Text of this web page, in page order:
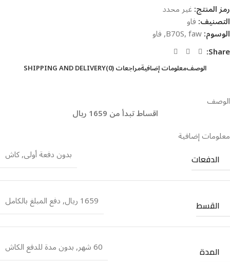
رمز المنتج:غير محدد
التصنيف:فاو
الوسوم: B70S,faw
,فاو
Share:
الوصفمعلومات إضافيةمراجعات (0) SHIPPING AND DELIVERY
الوصف
اقساط تبدأ من 1659 ريال
معلومات إضافية
الدفعات بدون دفعة أولى,كاش
القسط 1659 ريال ,دفع المبلغ بالكامل
المدة 60 شهر ,بدون مدة للدفع الكاش